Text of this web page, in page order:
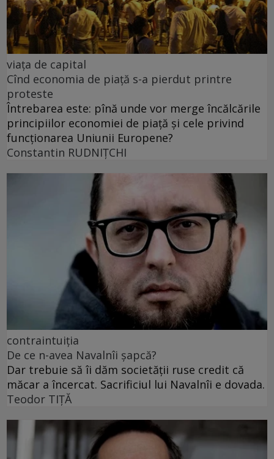
viața de capital
Cînd economia de piață s-a pierdut printre
proteste
Întrebarea este: pînă unde vor merge încălcările
principiilor economiei de piață și cele privind
funcționarea Uniunii Europene?
Constantin RUDNIŢCHI
contraintuiția
De ce n-avea Navalnîi șapcă?
Dar trebuie să îi dăm societății ruse credit că
măcar a încercat. Sacrificiul lui Navalnîi e dovada.
Teodor TIŢĂ